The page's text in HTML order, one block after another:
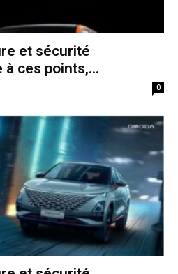
et sécurité
ces points,...
0